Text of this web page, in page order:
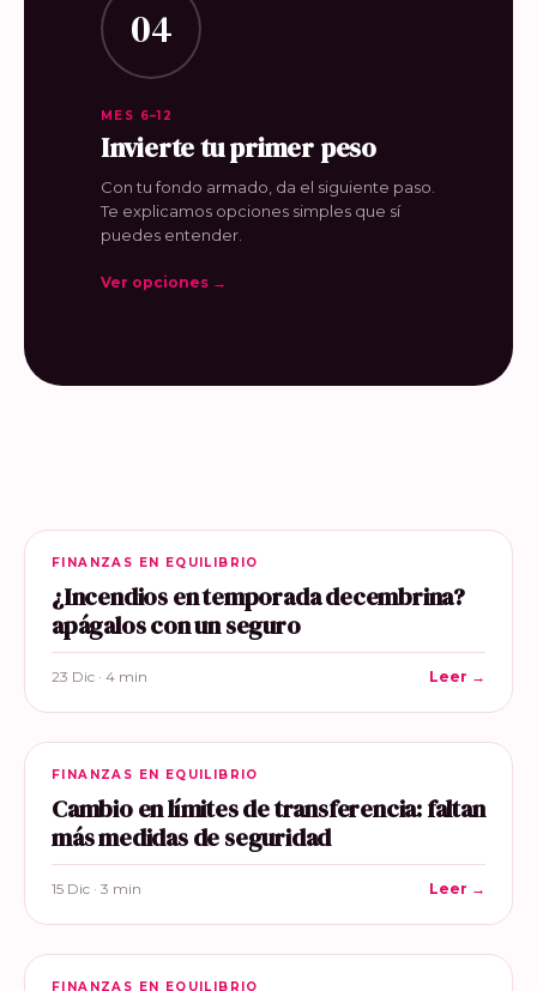
04
MES 6–12
Invierte tu primer peso
Con tu fondo armado, da el siguiente paso.
Te explicamos opciones simples que sí
puedes entender.
Ver opciones →
FINANZAS EN EQUILIBRIO
¿Incendios en temporada decembrina?
apágalos con un seguro
23 Dic · 4 min Leer →
FINANZAS EN EQUILIBRIO
Cambio en límites de transferencia: faltan
más medidas de seguridad
15 Dic · 3 min Leer →
FINANZAS EN EQUILIBRIO